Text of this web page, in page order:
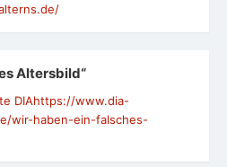
Altersbild“
https://www.dia-
wir-haben-ein-falsches-